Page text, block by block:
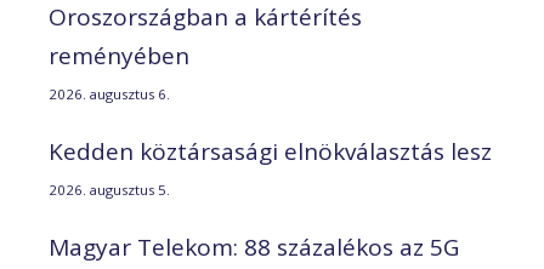
Oroszországban a kártérítés
reményében
2026. augusztus 6.
Kedden köztársasági elnökválasztás lesz
2026. augusztus 5.
Magyar Telekom: 88 százalékos az 5G